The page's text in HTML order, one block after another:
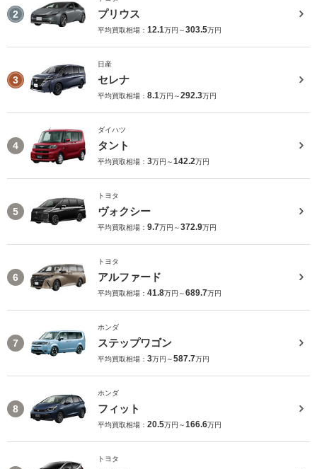
2 プリウス
平均買取相場： 12.1万円～303.5万円
3
日産
セレナ
平均買取相場： 8.1万円～292.3万円
4
ダイハツ
タント
平均買取相場： 3万円～142.2万円
5
トヨタ
ヴォクシー
平均買取相場： 9.7万円～372.9万円
6
トヨタ
アルファード
平均買取相場： 41.8万円～689.7万円
7
ホンダ
ステップワゴン
平均買取相場： 3万円～587.7万円
8
ホンダ
フィット
平均買取相場： 20.5万円～166.6万円
トヨタ